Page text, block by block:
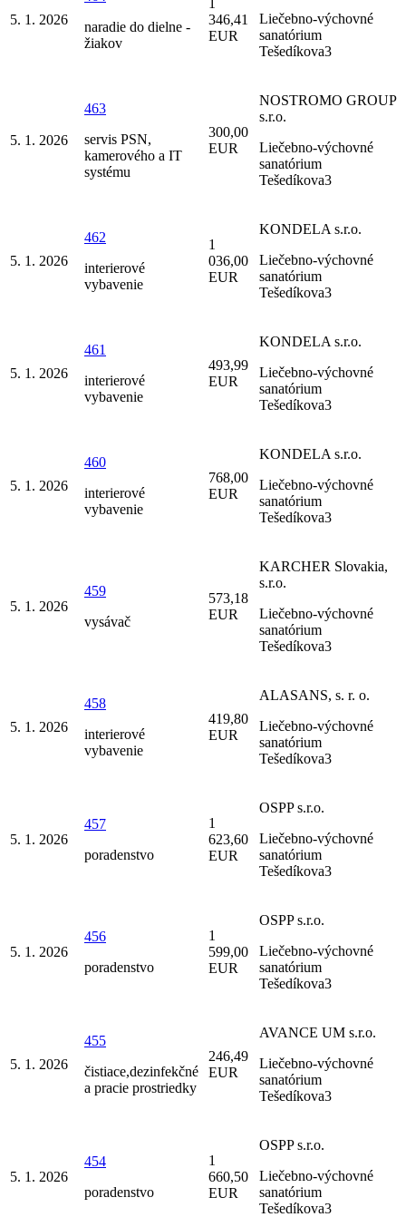
5. 1. 2026
naradie do dielne -
žiakov
346,41
EUR
Liečebno-výchovné
sanatórium
Tešedíkova3
5. 1. 2026
463
servis PSN,
kamerového a IT
systému
300,00
EUR
NOSTROMO GROUP
s.r.o.
Liečebno-výchovné
sanatórium
Tešedíkova3
5. 1. 2026
462
interierové
vybavenie
1
036,00
EUR
KONDELA s.r.o.
Liečebno-výchovné
sanatórium
Tešedíkova3
5. 1. 2026
461
interierové
vybavenie
493,99
EUR
KONDELA s.r.o.
Liečebno-výchovné
sanatórium
Tešedíkova3
5. 1. 2026
460
interierové
vybavenie
768,00
EUR
KONDELA s.r.o.
Liečebno-výchovné
sanatórium
Tešedíkova3
5. 1. 2026
459
vysávač
573,18
EUR
KARCHER Slovakia,
s.r.o.
Liečebno-výchovné
sanatórium
Tešedíkova3
5. 1. 2026
458
interierové
vybavenie
419,80
EUR
ALASANS, s. r. o.
Liečebno-výchovné
sanatórium
Tešedíkova3
5. 1. 2026
457
poradenstvo
1
623,60
EUR
OSPP s.r.o.
Liečebno-výchovné
sanatórium
Tešedíkova3
5. 1. 2026
456
poradenstvo
1
599,00
EUR
OSPP s.r.o.
Liečebno-výchovné
sanatórium
Tešedíkova3
5. 1. 2026
455
čistiace,dezinfekčné
a pracie prostriedky
246,49
EUR
AVANCE UM s.r.o.
Liečebno-výchovné
sanatórium
Tešedíkova3
5. 1. 2026
454
poradenstvo
1
660,50
EUR
OSPP s.r.o.
Liečebno-výchovné
sanatórium
Tešedíkova3